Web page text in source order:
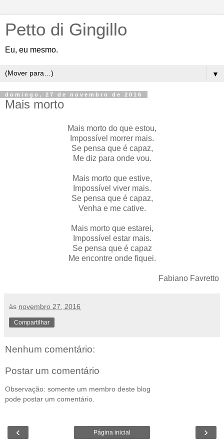
Petto di Gingillo
Eu, eu mesmo.
▼
domingo, 27 de novembro de 2016
Mais morto
Mais morto do que estou,
Impossível morrer mais.
Se pensa que é capaz,
Me diz para onde vou.
Mais morto que estive,
Impossível viver mais.
Se pensa que é capaz,
Venha e me cative.
Mais morto que estarei,
Impossível estar mais.
Se pensa que é capaz
Me encontre onde fiquei.
Fabiano Favretto
às novembro 27, 2016
Compartilhar
Nenhum comentário:
Postar um comentário
Observação: somente um membro deste blog
pode postar um comentário.
‹ ›
Página inicial